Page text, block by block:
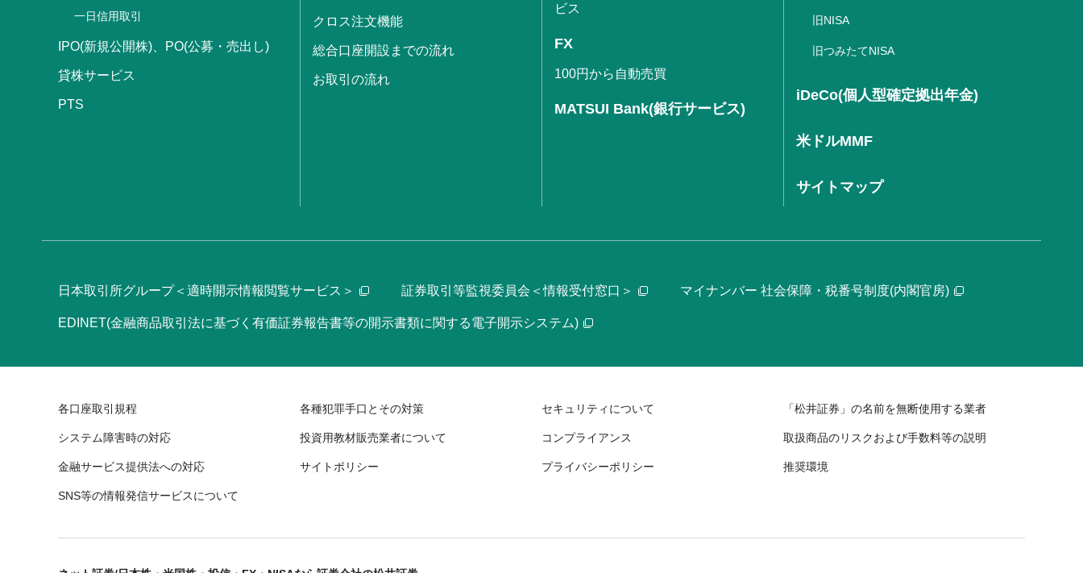
一日信用取引
IPO(新規公開株)、PO(公募・売出し)
貸株サービス
PTS
クロス注文機能
総合口座開設までの流れ
お取引の流れ
ビス
FX
100円から自動売買
MATSUI Bank(銀行サービス)
旧NISA
旧つみたてNISA
iDeCo(個人型確定拠出年金)
米ドルMMF
サイトマップ
日本取引所グループ＜適時開示情報閲覧サービス＞ 証券取引等監視委員会＜情報受付窓口＞ マイナンバー 社会保障・税番号制度(内閣官房)
EDINET(金融商品取引法に基づく有価証券報告書等の開示書類に関する電子開示システム)
各口座取引規程 各種犯罪手口とその対策 セキュリティについて 「松井証券」の名前を無断使用する業者
システム障害時の対応 投資用教材販売業者について コンプライアンス 取扱商品のリスクおよび手数料等の説明
金融サービス提供法への対応 サイトポリシー プライバシーポリシー 推奨環境
SNS等の情報発信サービスについて